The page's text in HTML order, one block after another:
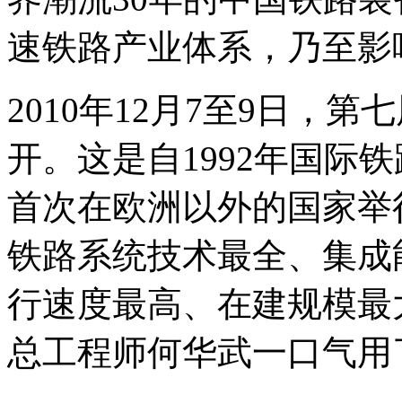
速铁路产业体系，乃至
2010年12月7至9日，第
开。这是自1992年国际
首次在欧洲以外的国家
铁路系统技术最全、集
行速度最高、在建规模
总工程师何华武一口气用